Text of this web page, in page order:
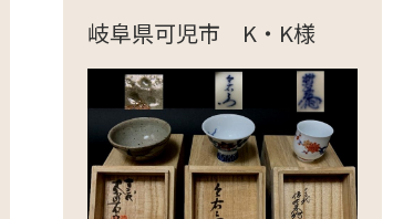
岐阜県可児市 K・K様